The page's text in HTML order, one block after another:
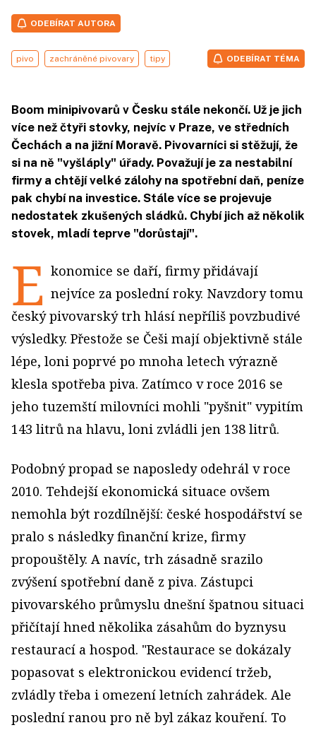
ODEBÍRAT AUTORA
pivo zachráněné pivovary tipy ODEBÍRAT TÉMA
Boom minipivovarů v Česku stále nekončí. Už je jich
více než čtyři stovky, nejvíc v Praze, ve středních
Čechách a na jižní Moravě. Pivovarníci si stěžují, že
si na ně "vyšláply" úřady. Považují je za nestabilní
firmy a chtějí velké zálohy na spotřební daň, peníze
pak chybí na investice. Stále více se projevuje
nedostatek zkušených sládků. Chybí jich až několik
stovek, mladí teprve "dorůstají".
E konomice se daří, firmy přidávají
nejvíce za poslední roky. Navzdory tomu
český pivovarský trh hlásí nepříliš povzbudivé
výsledky. Přestože se Češi mají objektivně stále
lépe, loni poprvé po mnoha letech výrazně
klesla spotřeba piva. Zatímco v roce 2016 se
jeho tuzemští milovníci mohli "pyšnit" vypitím
143 litrů na hlavu, loni zvládli jen 138 litrů.
Podobný propad se naposledy odehrál v roce
2010. Tehdejší ekonomická situace ovšem
nemohla být rozdílnější: české hospodářství se
pralo s následky finanční krize, firmy
propouštěly. A navíc, trh zásadně srazilo
zvýšení spotřební daně z piva. Zástupci
pivovarského průmyslu dnešní špatnou situaci
přičítají hned několika zásahům do byznysu
restaurací a hospod. "Restaurace se dokázaly
popasovat s elektronickou evidencí tržeb,
zvládly třeba i omezení letních zahrádek. Ale
poslední ranou pro ně byl zákaz kouření. To